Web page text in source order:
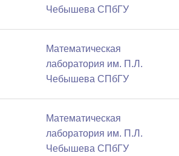
Чебышева СПбГУ
Математичеcкая
лаборатория им. П.Л.
Чебышева СПбГУ
Математичеcкая
лаборатория им. П.Л.
Чебышева СПбГУ